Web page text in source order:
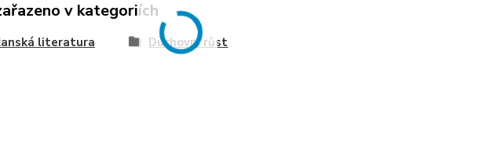
v kategoriích
literatura Duchovní růst